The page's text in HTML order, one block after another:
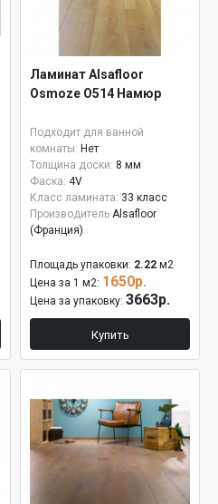
Ламинат Alsafloor
Osmoze O514 Намюр
Подходит для ванной
комнаты: Нет
Толщина доски: 8 мм
Фаска: 4V
Класс ламината: 33 класс
Производитель Alsafloor
(Франция)
Площадь упаковки: 2.22 м2
Цена за 1 м2: 1650р.
Цена за упаковку: 3663р.
Купить